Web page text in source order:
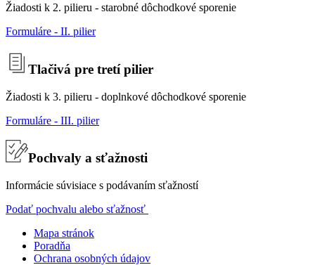
Žiadosti k 2. pilieru - starobné dôchodkové sporenie
Formuláre - II. pilier
Tlačivá pre tretí pilier
Žiadosti k 3. pilieru - doplnkové dôchodkové sporenie
Formuláre - III. pilier
Pochvaly a sťažnosti
Informácie súvisiace s podávaním sťažností
Podať pochvalu alebo sťažnosť
Mapa stránok
Poradňa
Ochrana osobných údajov